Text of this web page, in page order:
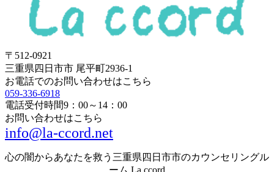
〒512-0921
三重県四日市市 尾平町2936-1
お電話でのお問い合わせはこちら
059-336-6918
電話受付時間9：00～14：00
お問い合わせはこちら
info@la-ccord.net
心の闇からあなたを救う三重県四日市市のカウンセリングル